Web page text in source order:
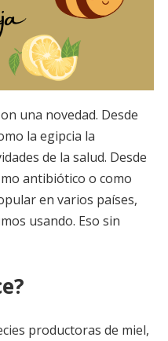
una novedad. Desde
la egipcia la
de la salud. Desde
antibiótico o como
en varios países,
usando. Eso sin
productoras de miel,